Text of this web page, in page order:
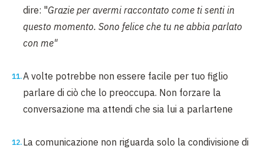
dire: "Grazie per avermi raccontato come ti senti in
questo momento. Sono felice che tu ne abbia parlato
con me"
A volte potrebbe non essere facile per tuo figlio
parlare di ciò che lo preoccupa. Non forzare la
conversazione ma attendi che sia lui a parlartene
La comunicazione non riguarda solo la condivisione di